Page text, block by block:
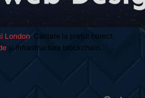
London. Calitate la prețul corect.
si infrastructura blockchain.